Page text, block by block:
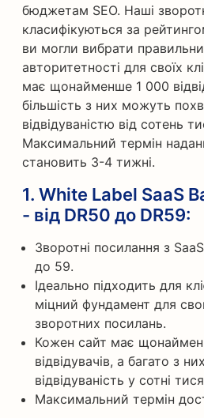
бюджетам SEO. Наші
класифікуються за
ви могли вибрати
авторитетності для своїх
має щонайменше 1 000
більшість з них можуть
відвідуваністю від сотень
Максимальний термін
становить 3-4 тижні.
1. White Label SaaS
- від DR50 до DR59:
Зворотні посилання з
до 59.
Ідеально підходить для
міцний фундамент для
зворотних посилань.
Кожен сайт має
відвідувачів, а багато з
відвідуваність у сотні
Максимальний термін